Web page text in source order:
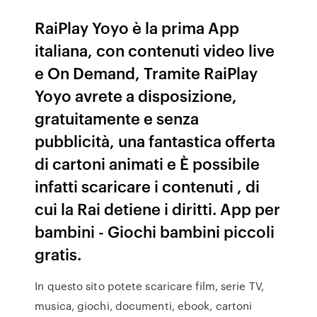
RaiPlay Yoyo è la prima App
italiana, con contenuti video live
e On Demand, Tramite RaiPlay
Yoyo avrete a disposizione,
gratuitamente e senza
pubblicità, una fantastica offerta
di cartoni animati e È possibile
infatti scaricare i contenuti , di
cui la Rai detiene i diritti. App per
bambini - Giochi bambini piccoli
gratis.
In questo sito potete scaricare film, serie TV,
musica, giochi, documenti, ebook, cartoni